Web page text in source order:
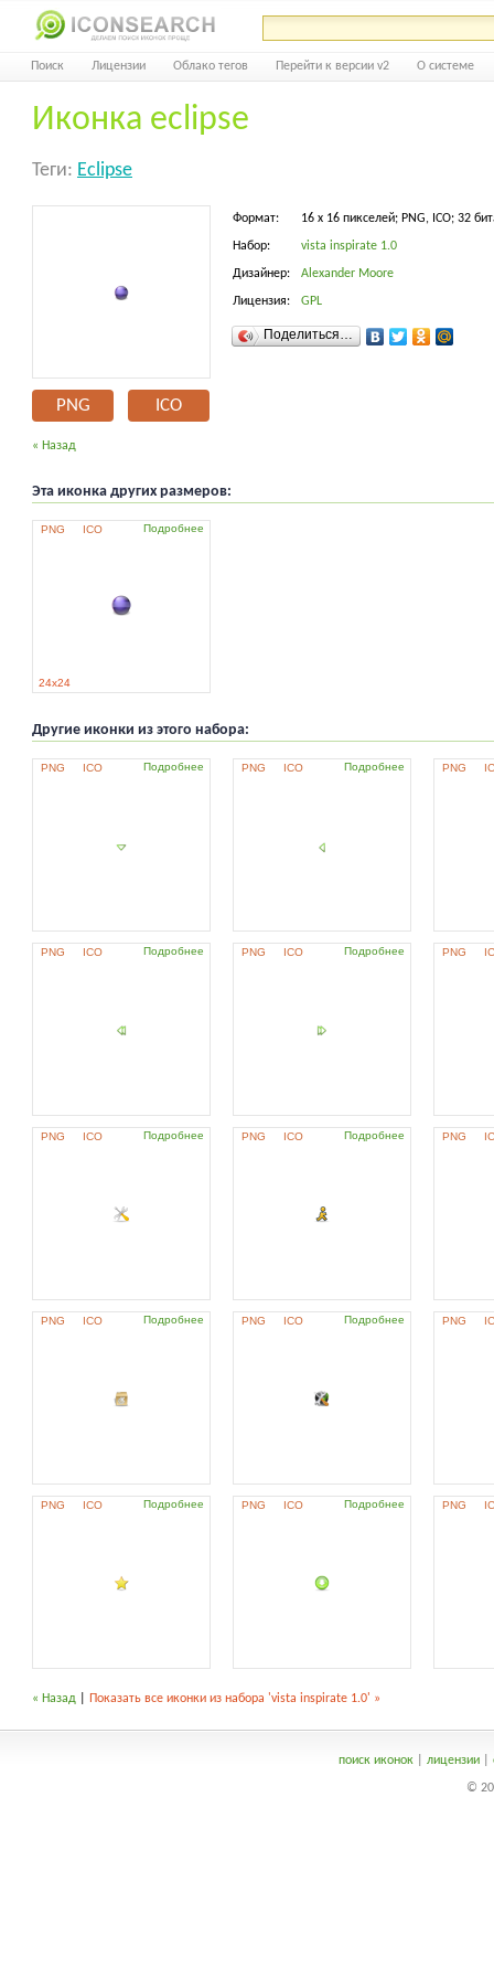
Поиск Лицензии Облако тегов Перейти к версии v2 О системе
Иконка eclipse
Теги: Eclipse
PNG ICO
Формат: 16 x 16 пикселей; PNG, ICO; 32
Набор: vista inspirate 1.0
Дизайнер: Alexander Moore
Лицензия: GPL
Поделиться…
« Назад
Эта иконка других размеров:
PNG ICO Подробнее
24x24
Другие иконки из этого набора:
PNG ICO Подробнее PNG ICO Подробнее PNG
PNG ICO Подробнее PNG ICO Подробнее PNG
PNG ICO Подробнее PNG ICO Подробнее PNG
PNG ICO Подробнее PNG ICO Подробнее PNG
PNG ICO Подробнее PNG ICO Подробнее PNG
« Назад Показать все иконки из набора 'vista inspirate 1.0' »
поиск иконок| лицензии|
©